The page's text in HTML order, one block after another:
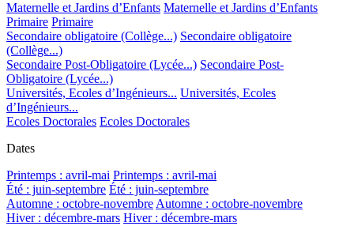
Maternelle et Jardins d’Enfants Maternelle et Jardins d’Enfants
Primaire Primaire
Secondaire obligatoire (Collège...) Secondaire obligatoire
(Collège...)
Secondaire Post-Obligatoire (Lycée...) Secondaire Post-
Obligatoire (Lycée...)
Universités, Ecoles d’Ingénieurs... Universités, Ecoles
d’Ingénieurs...
Ecoles Doctorales Ecoles Doctorales
Dates
Printemps : avril-mai Printemps : avril-mai
Été : juin-septembre Été : juin-septembre
Automne : octobre-novembreAutomne : octobre-novembre
Hiver : décembre-mars Hiver : décembre-mars